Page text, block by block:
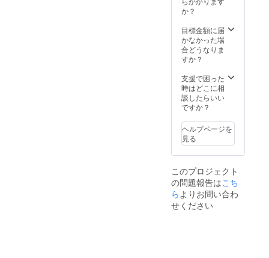
ご まき
陽 おぼ
ろ月 ブ
ルーベ
リーの
マー
ジュブ
ラン
「ア
お届け
時期 9
月～11
月 いす
い月～
熟～ フ
ロマー
ジュフ
レ パ
に考え
だいた
名前
を、生
まれた
つけま
す。
（あま
りにも
に反す
るもの
は、お
断りさ
ただく
場合も
ござい
ま
す。）
さを酪
伝えま
す。 ク
イズや
紙芝居
て、楽
しく行
いま
す。 日
方の都
合でご
相談 所
要時
相談
（通常
45分～1
時間程
度。長
か？
目標金額に届
かなかった場
合どうなりま
すか？
支援で困った
時はどこに相
談したらいい
ですか？
ヘルプページを
見る
このプロジェクト
の問題報告はこち
らよりお問い合わ
せください